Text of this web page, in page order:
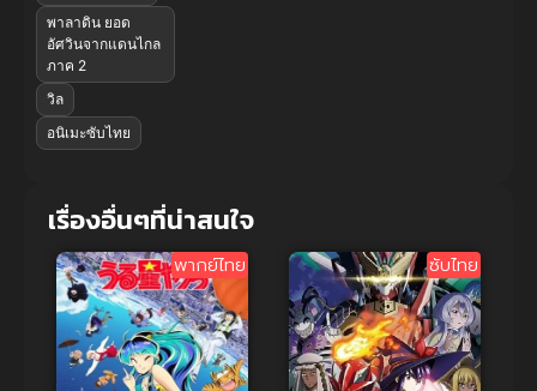
พาลาดิน ยอด
อัศวินจากแดนไกล
ภาค 2
วิล
อนิเมะซับไทย
เรื่องอื่นๆที่น่าสนใจ
พากย์ไทย ซับไทย